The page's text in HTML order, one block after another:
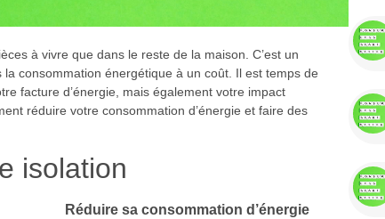
à vivre que dans le reste de la maison. C’est un
consommation énergétique à un coût. Il est temps de
facture d’énergie, mais également votre impact
réduire votre consommation d’énergie et faire des
isolation
Réduire sa consommation d’énergie